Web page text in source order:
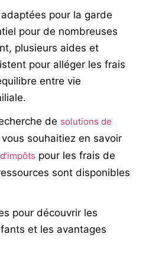
pour la garde
pour de nombreuses
plusieurs aides et
pour alléger les frais
entre vie
de solutions de
souhaitiez en savoir
pour les frais de
sont disponibles
pour découvrir les
et les avantages